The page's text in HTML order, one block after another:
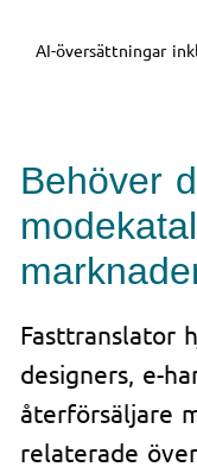
AI-översättningar
Behöver
Fasttranslator
designers, e-
återförsäljare
relaterade